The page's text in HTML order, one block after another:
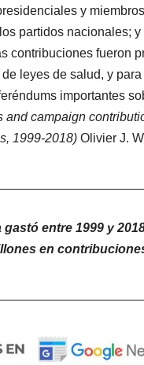
y
partidos nacionales;
contribuciones fueron
de leyes de salud, y
importantes
and campaign
1999-2018) Olivier J.
entre 1999 y
en